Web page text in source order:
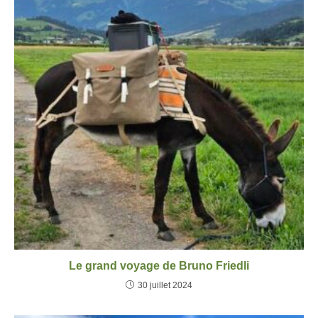
Le grand voyage de Bruno Friedli
30 juillet 2024